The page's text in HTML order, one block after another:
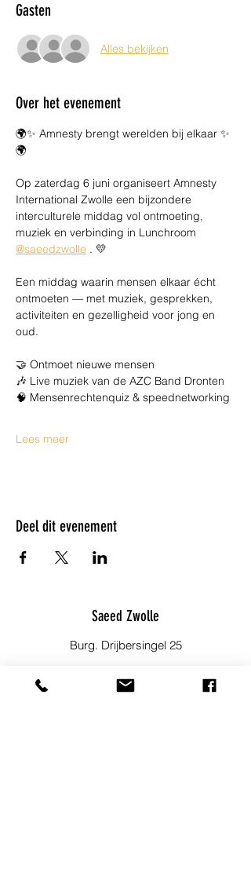
Gasten
Alles bekijken
Over het evenement
🌍✨ Amnesty brengt werelden bij elkaar ✨
🌍
Op zaterdag 6 juni organiseert Amnesty
International Zwolle een bijzondere
interculturele middag vol ontmoeting,
muziek en verbinding in Lunchroom
@saeedzwolle . 💛
Een middag waarin mensen elkaar écht
ontmoeten — met muziek, gesprekken,
activiteiten en gezelligheid voor jong en
oud.
🤝 Ontmoet nieuwe mensen
🎶 Live muziek van de AZC Band Dronten
🧠 Mensenrechtenquiz & speednetworking
Lees meer
Deel dit evenement
Saeed Zwolle
Burg. Drijbersingel 25
info@saeedzwolle.nl